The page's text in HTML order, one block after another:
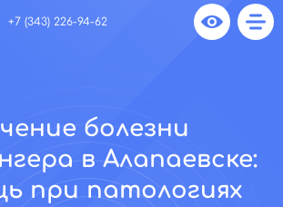
+7 (343) 226-94-62
болезни
в Алапаевске:
при патологиях